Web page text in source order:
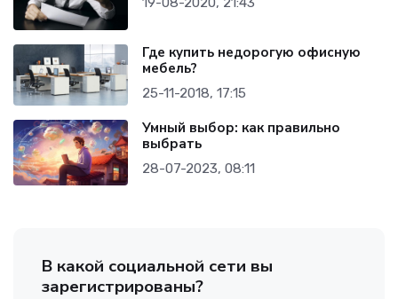
Где купить недорогую офисную
мебель?
25-11-2018, 17:15
Умный выбор: как правильно
выбрать
28-07-2023, 08:11
В какой социальной сети вы
зарегистрированы?